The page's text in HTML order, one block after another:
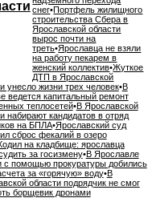
снег•Портфель жилищного
строительства Сбера в
Ярославской области
вырос почти на
треть•Ярославца не взяли
на работу пекарем в
женский коллектив•Жуткое
ДТП в Ярославской
унесло жизни трех человек•В
ведется капитальный ремонт
теплосетей•В Ярославской
набирают кандидатов в отряд
на БПЛА•Ярославский суд
сброс фекалий в озеро
на кладбище: ярославца
за госизмену•В Ярославле
с помощью прокуратуры добились
за «горячую» воду•В
области подрядчик не смог
борщевик дронами